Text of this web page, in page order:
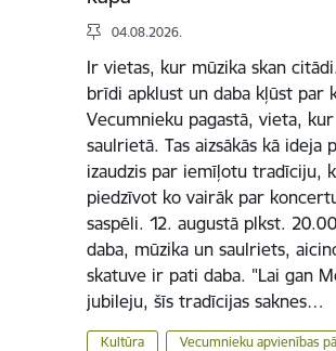
04.08.2026.
Ir vietas, kur mūzika skan
brīdi apklust un daba kļūst par
Vecumnieku pagastā, vieta,
saulrietā. Tas aizsākās kā
izaudzis par iemīļotu tradīciju,
piedzīvot ko vairāk par
saspēli. 12. augustā plkst.
daba, mūzika un saulriets,
skatuve ir pati daba. "Lai gan
jubileju, šīs tradīcijas saknes…
Kultūra Vecumnieku apvienības